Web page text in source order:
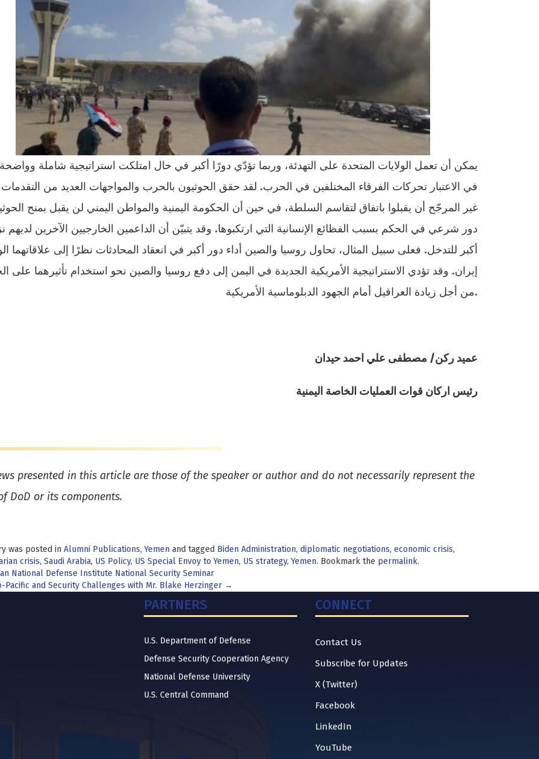
يمكن أن تعمل الولايات المتحدة على التهدئة، وربما تؤدّي دورًا أكبر في حال امتلكت استراتيجية شاملة
في الاعتبار تحركات الفرقاء المختلفين في الحرب. لقد حقق الحوثيون بالحرب والمواجهات العديد من
غير المرجّح أن يقبلوا باتفاق لتقاسم السلطة، في حين أن الحكومة اليمنية والمواطن اليمني لن يقبل بمنح
دور شرعي في الحكم بسبب الفظائع الإنسانية التي ارتكبوها. وقد يتبيّن أن الداعمين الخارجيين الآخرين لديهم
أكبر للتدخل. فعلى سبيل المثال، تحاول روسيا والصين أداء دور أكبر في انعقاد المحادثات نظرًا إلى علاقاتهما
إيران. وقد تؤدي الاستراتيجية الأمريكية الجديدة في اليمن إلى دفع روسيا والصين نحو استخدام تأثيرهما على
من أجل زيادة العراقيل أمام الجهود الدبلوماسية الأمريكية.
عميد ركن/ مصطفى علي احمد حيدان
رئيس اركان قوات العمليات الخاصة اليمنية
presented in this article are those of the speaker or author and do not necessarily represent the
DoD or its components.
was posted in Alumni Publications,Yemen and tagged Biden Administration, diplomatic negotiations, economic crisis,
crisis, Saudi Arabia, US Policy, US Special Envoy to Yemen, US strategy,Yemen. Bookmark the permalink.
National Defense Institute National Security Seminar
Pacific and Security Challenges with Mr. Blake Herzinger →
PARTNERS
U.S. Department of Defense
Defense Security Cooperation Agency
National Defense University
U.S. Central Command
CONNECT
Contact Us
Subscribe for Updates
X (Twitter)
Facebook
LinkedIn
YouTube